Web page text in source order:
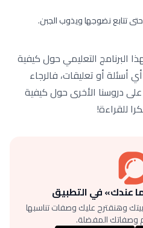
حتى تتابع نضوجها ويذوب الجبن.
البرنامج التعليمي حول كيفية
أسئلة أو تعليقات، فالرجاء
دروسنا الأخرى حول كيفية
للقراءة!
عندك» في التطبيق
وهنقترح عليك وصفات تناسبها
المفضلة.